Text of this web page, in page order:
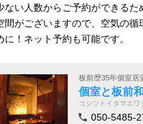
ない人数からご予約ができる
間がございますので、空気の
に！ネット予約も可能です。
板前歴35年個室居
個室と板前
コシツトイタマエ
050-5485-